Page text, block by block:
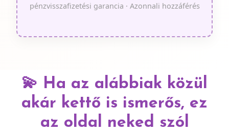
pénzvisszafizetési garancia · Azonnali hozzáférés
💫 Ha az alábbiak közül
akár kettő is ismerős, ez
az oldal neked szól